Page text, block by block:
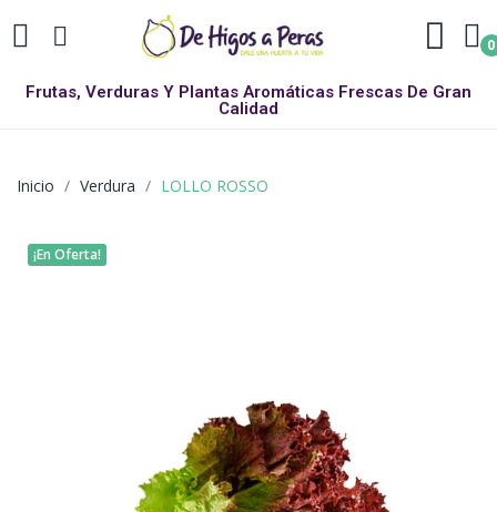
0
Frutas, Verduras Y Plantas Aromáticas Frescas De Gran
Calidad
Inicio Verdura LOLLO ROSSO
¡En Oferta!